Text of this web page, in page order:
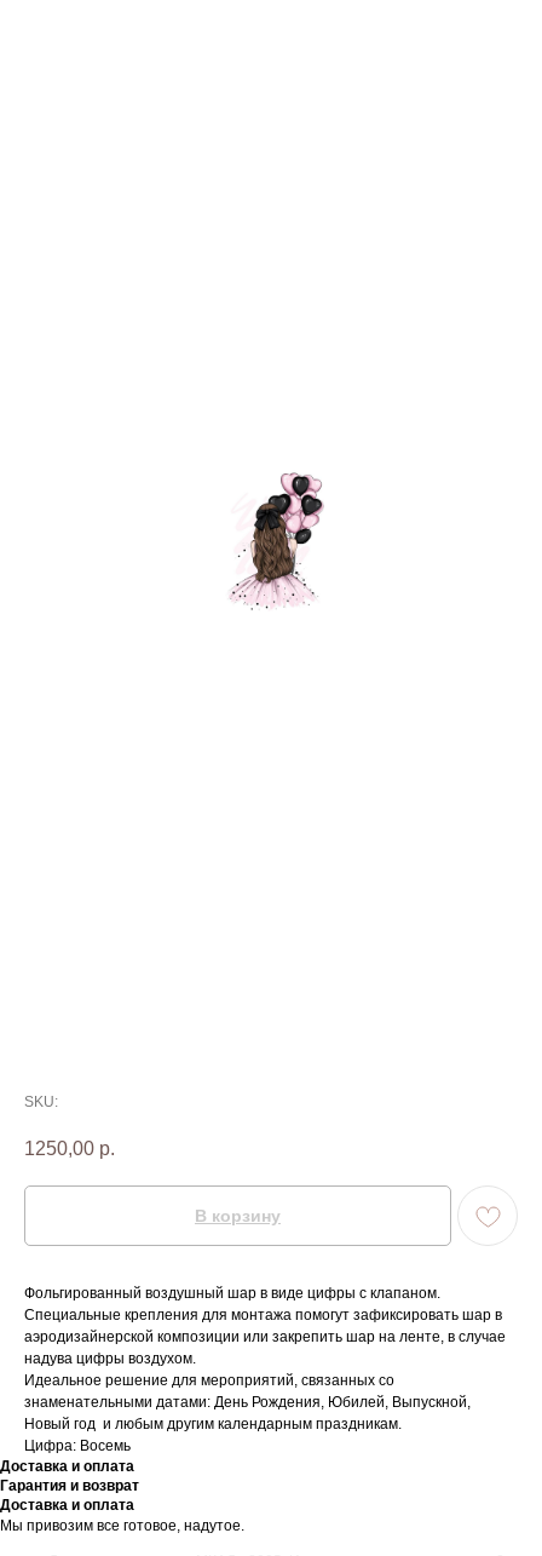
SKU:
1250,00 р.
В корзину
Фольгированный воздушный шар в виде цифры с клапаном.
Специальные крепления для монтажа помогут зафиксировать шар в
аэродизайнерской композиции или закрепить шар на ленте, в случае
надува цифры воздухом.
Идеальное решение для мероприятий, связанных со
знаменательными датами: День Рождения, Юбилей, Выпускной,
Новый год и любым другим календарным праздникам.
Цифра: Восемь
Доставка и оплата
Гарантия и возврат
Доставка и оплата
Мы привозим все готовое, надутое.